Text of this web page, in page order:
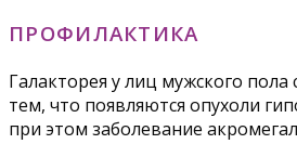
ПРОФИЛАКТИКА
Галакторея у лиц мужского пола
тем, что появляются опухоли
при этом заболевание